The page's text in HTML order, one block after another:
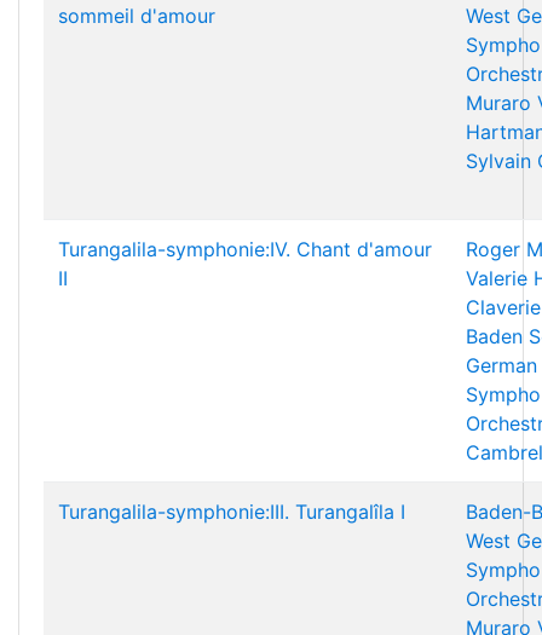
sommeil d'amour
West
Muraro
Sylvain
Turangalila-symphonie:IV. Chant d'amour
II
Roger
Valerie
Claverie
Baden
Turangalila-symphonie:III. Turangalîla I
Baden-
West
Muraro